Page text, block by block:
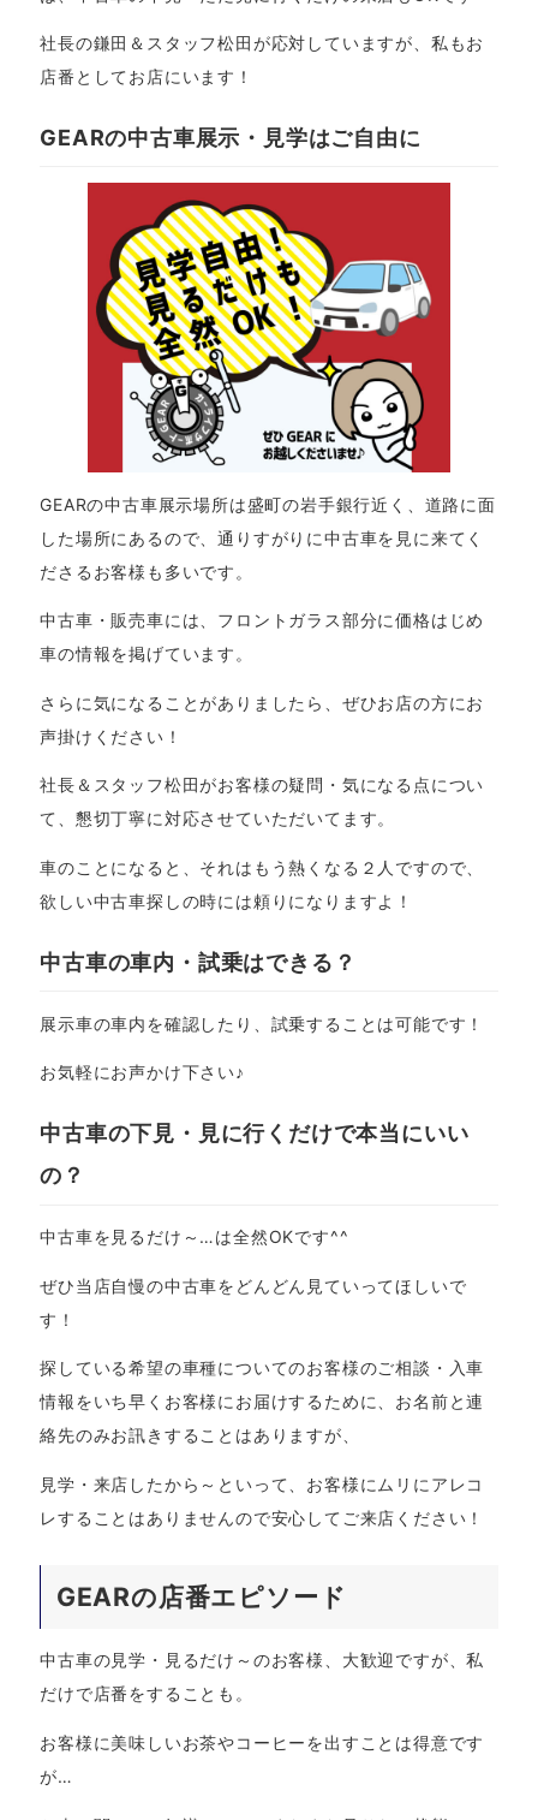
社長の鎌田＆スタッフ松田が応対していますが、私もお
店番としてお店にいます！
GEARの中古車展示・見学はご自由に
GEARの中古車展示場所は盛町の岩手銀行近く、道路に面
した場所にあるので、通りすがりに中古車を見に来てく
ださるお客様も多いです。
中古車・販売車には、フロントガラス部分に価格はじめ
車の情報を掲げています。
さらに気になることがありましたら、ぜひお店の方にお
声掛けください！
社長＆スタッフ松田がお客様の疑問・気になる点につい
て、懇切丁寧に対応させていただいてます。
車のことになると、それはもう熱くなる２人ですので、
欲しい中古車探しの時には頼りになりますよ！
中古車の車内・試乗はできる？
展示車の車内を確認したり、試乗することは可能です！
お気軽にお声かけ下さい♪
中古車の下見・見に行くだけで本当にいい
の？
中古車を見るだけ～…は全然OKです^^
ぜひ当店自慢の中古車をどんどん見ていってほしいで
す！
探している希望の車種についてのお客様のご相談・入車
情報をいち早くお客様にお届けするために、お名前と連
絡先のみお訊きすることはありますが、
見学・来店したから～といって、お客様にムリにアレコ
レすることはありませんので安心してご来店ください！
GEARの店番エピソード
中古車の見学・見るだけ～のお客様、大歓迎ですが、私
だけで店番をすることも。
お客様に美味しいお茶やコーヒーを出すことは得意です
が…